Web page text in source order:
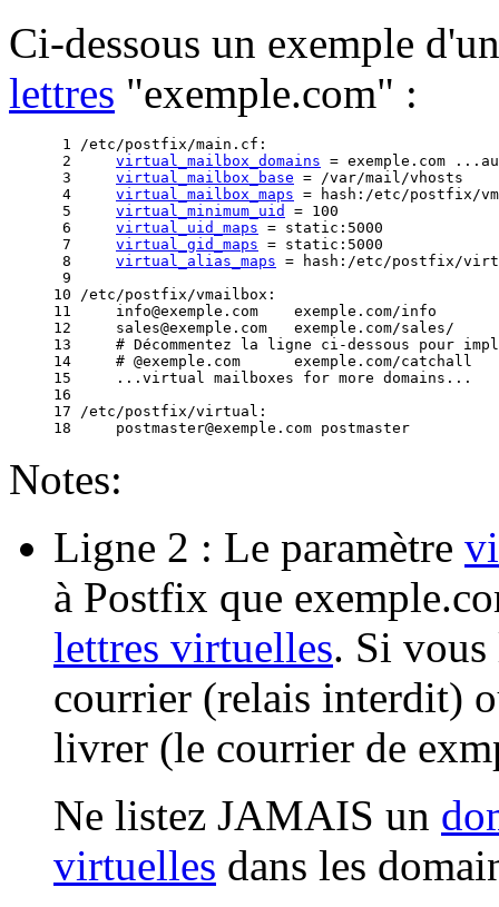
Ci-dessous un exemple
lettres "exemple.com" :
1 /etc/postfix/main.cf:
2 virtual_mailbox_domains = exemple.com
3 virtual_mailbox_base = /var/mail/vhosts
4 virtual_mailbox_maps = hash:/etc/postfix/
5 virtual_minimum_uid
= 100
6 virtual_uid_maps = static:5000
7 virtual_gid_maps = static:5000
8 virtual_alias_maps = hash:/etc/postfix/
9
10 /etc/postfix/vmailbox:
11     info@exemple.com    exemple.com/info
12     sales@exemple.com   exemple.com/sales/
13     # Décommentez la ligne ci-dessous pour
14     # @exemple.com      exemple.com/catchall
15     ...virtual mailboxes for more domains...
16
17 /etc/postfix/virtual:
Notes:
Ligne 2 : Le paramètre
à Postfix que
lettres virtuelles. Si
courrier (relais interdit)
livrer (le courrier de
Ne listez JAMAIS un
virtuelles dans les